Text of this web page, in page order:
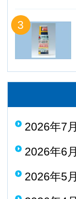
3
2026年7月
2026年6月
2026年5月